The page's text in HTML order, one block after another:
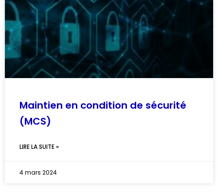
Maintien en condition de sécurité
(MCS)
LIRE LA SUITE »
4 mars 2024